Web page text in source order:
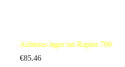
Achteras lager set Raptor 700
€85.46